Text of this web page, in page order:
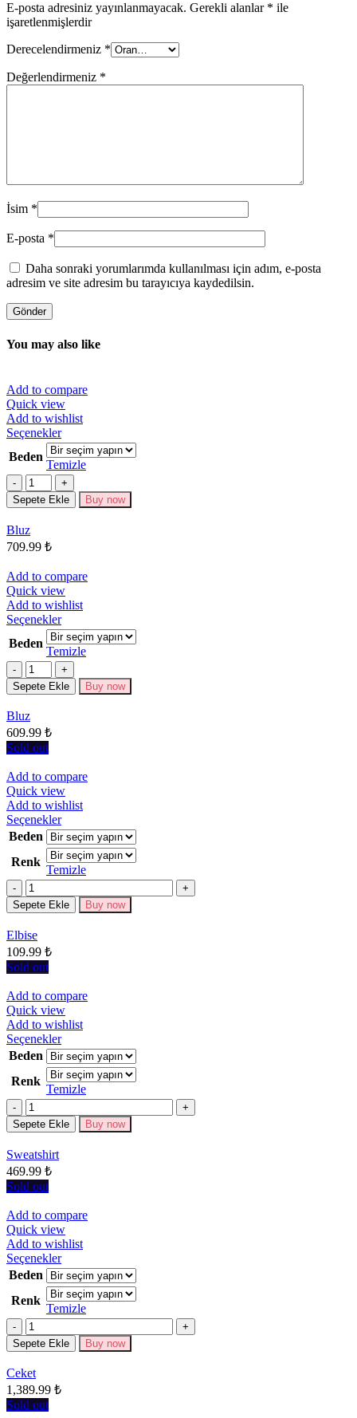
E-posta adresiniz yayınlanmayacak. Gerekli alanlar * ile
işaretlenmişlerdir
Derecelendirmeniz *
Değerlendirmeniz *
İsim *
E-posta *
Daha sonraki yorumlarımda kullanılması için adım, e-posta
adresim ve site adresim bu tarayıcıya kaydedilsin.
You may also like
Add to compare
Quick view
Add to wishlist
SeçeneklerBu
ürünün
birden
fazla
varyasyonu
var.
Beden
Temizle
Miktar
Sepete Ekle Buy now
Bluz
709.99 ₺
Add to compare
Quick view
Add to wishlist
SeçeneklerBu
ürünün
birden
fazla
varyasyonu
var.
Beden
Temizle
Miktar
Sepete Ekle Buy now
Bluz
609.99 ₺
Sold out
Add to compare
Quick view
Add to wishlist
SeçeneklerBu
ürünün
birden
fazla
varyasyonu
Seçenekler
Beden
Renk
Temizle
Miktar
Sepete Ekle Buy now
Elbise
109.99 ₺
Sold out
Add to compare
Quick view
Add to wishlist
SeçeneklerBu
ürünün
birden
fazla
varyasyonu
Seçenekler
Beden
Renk
Temizle
Miktar
Sepete Ekle Buy now
Sweatshirt
469.99 ₺
Sold out
Add to compare
Quick view
Add to wishlist
SeçeneklerBu
ürünün
birden
fazla
varyasyonu
Seçenekler
seçilebilir
Beden
Renk
Temizle
Miktar
Sepete Ekle Buy now
Ceket
1,389.99 ₺
Sold out